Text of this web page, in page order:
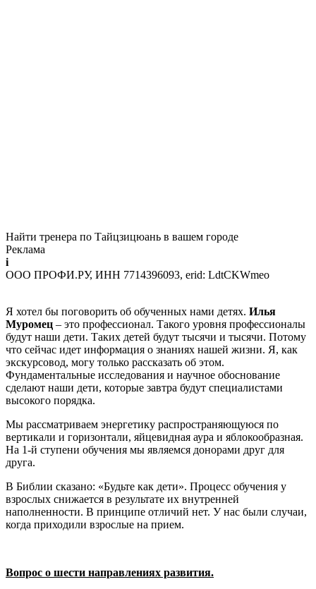
Найти тренера по Тайцзицюань в вашем городе
Реклама
i
ООО ПРОФИ.РУ, ИНН 7714396093, erid: LdtCKWmeo
Я хотел бы поговорить об обученных нами детях. Илья
Муромец – это профессионал. Такого уровня профессионалы
будут наши дети. Таких детей будут тысячи и тысячи. Потому
что сейчас идет информация о знаниях нашей жизни. Я, как
экскурсовод, могу только рассказать об этом.
Фундаментальные исследования и научное обоснование
сделают наши дети, которые завтра будут специалистами
высокого порядка.
Мы рассматриваем энергетику распространяющуюся по
вертикали и горизонтали, яйцевидная аура и яблокообразная.
На 1-й ступени обучения мы являемся донорами друг для
друга.
В Библии сказано: «Будьте как дети». Процесс обучения у
взрослых снижается в результате их внутренней
наполненности. В принципе отличий нет. У нас были случаи,
когда приходили взрослые на прием.
Вопрос о шести направлениях развития.